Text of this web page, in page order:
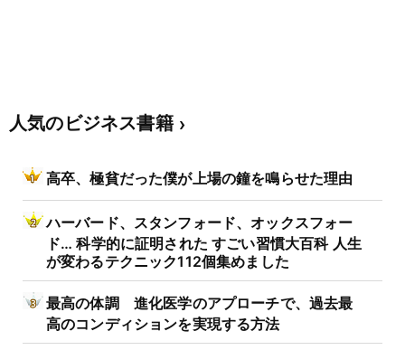
人気のビジネス書籍
高卒、極貧だった僕が上場の鐘を鳴らせた理由
ハーバード、スタンフォード、オックスフォー
ド… 科学的に証明された すごい習慣大百科 人生
が変わるテクニック112個集めました
最高の体調 進化医学のアプローチで、過去最
高のコンディションを実現する方法